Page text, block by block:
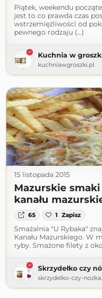
Piątek, weekendu
jest to co prawda czas
wstrzemięźliwości od
pewnego rodzaju (...)
Kuchnia w
kuchniawgroszki.pl
15 listopada 2015
Mazurskie
kanału
65 1 Zapisz
Smażalnia "U Rybaka"
Kanału Mazurskiego. W
ryby. Smażone filety z
Skrzydełko czy
skrzydelko-czy-